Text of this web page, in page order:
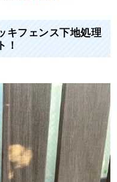
キフェンス下地処理
！